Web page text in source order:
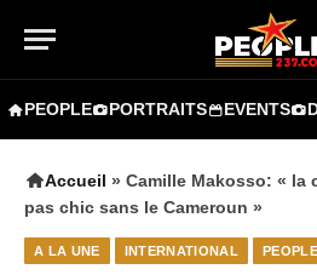
PEOPLE PORTRAITS EVENTS
Accueil » Camille Makosso: « la
pas chic sans le Cameroun »
A LA UNE INTERNATIONAL PEOPLE